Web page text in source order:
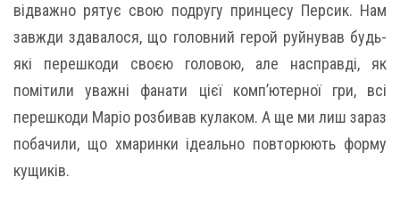
відважно рятує свою подругу принцесу Персик. Нам
завжди здавалося, що головний герой руйнував будь-
які перешкоди своєю головою, але насправді, як
помітили уважні фанати цієї комп’ютерної гри, всі
перешкоди Маріо розбивав кулаком. А ще ми лиш зараз
побачили, що хмаринки ідеально повторюють форму
кущиків.